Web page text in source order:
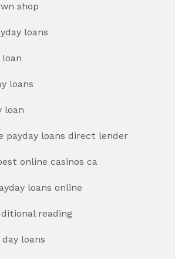
shop
loans
loan
loans
loan
payday loans direct lender
online casinos ca
loans online
reading
loans